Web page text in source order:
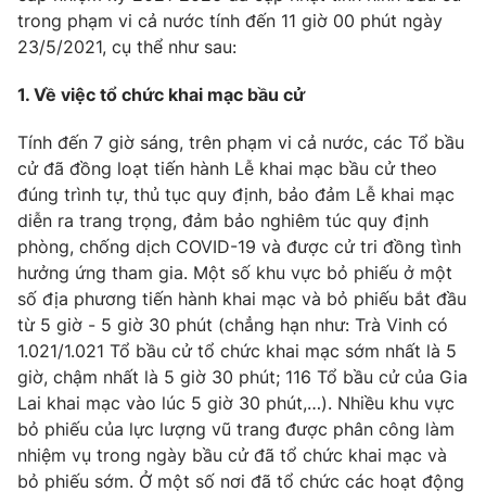
Góc doanh nghiệp
Truyền hình
Nhân vật
Khán giả
Giải sao mai
Giải trí
Điện ảnh
Âm nhạc
Sao
Đời sống
Du lịch
Làm đẹp
Chất lượng cuộc sống
Giáo dục
Tuyển sinh
Học trực tuyến
Công nghệ
Hitech Công nghệ tương lai
Sản phẩm
Thị trường
Tư vấn
Giao lưu trực tuyến
Lịch phát sóng
Chuyên mục khác
trong phạm vi cả nước tính đến 11 giờ 00 phút ngày
23/5/2021, cụ thể như sau:
1. Về việc tổ chức khai mạc bầu cử
Tính đến 7 giờ sáng, trên phạm vi cả nước, các Tổ bầu
cử đã đồng loạt tiến hành Lễ khai mạc bầu cử theo
đúng trình tự, thủ tục quy định, bảo đảm Lễ khai mạc
diễn ra trang trọng, đảm bảo nghiêm túc quy định
phòng, chống dịch COVID-19 và được cử tri đồng tình
hưởng ứng tham gia. Một số khu vực bỏ phiếu ở một
số địa phương tiến hành khai mạc và bỏ phiếu bắt đầu
từ 5 giờ - 5 giờ 30 phút (chẳng hạn như: Trà Vinh có
1.021/1.021 Tổ bầu cử tổ chức khai mạc sớm nhất là 5
giờ, chậm nhất là 5 giờ 30 phút; 116 Tổ bầu cử của Gia
Lai khai mạc vào lúc 5 giờ 30 phút,…). Nhiều khu vực
bỏ phiếu của lực lượng vũ trang được phân công làm
nhiệm vụ trong ngày bầu cử đã tổ chức khai mạc và
bỏ phiếu sớm. Ở một số nơi đã tổ chức các hoạt động